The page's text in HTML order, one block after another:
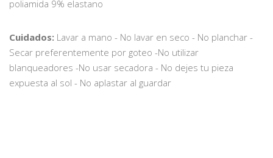
poliamida 9% elastano
Cuidados: Lavar a mano - No lavar en seco - No planchar -
Secar preferentemente por goteo -No utilizar
blanqueadores -No usar secadora - No dejes tu pieza
expuesta al sol - No aplastar al guardar